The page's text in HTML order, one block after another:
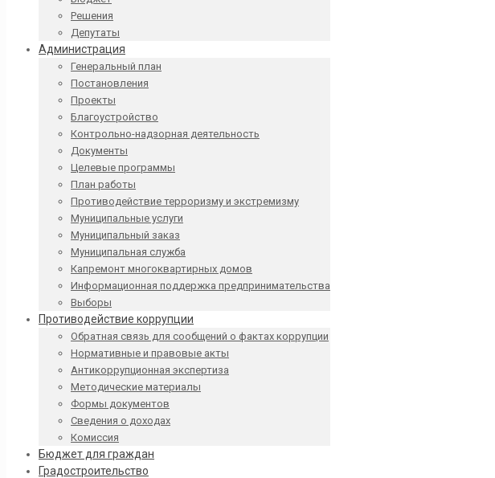
Решения
Депутаты
Администрация
Генеральный план
Постановления
Проекты
Благоустройство
Контрольно-надзорная деятельность
Документы
Целевые программы
План работы
Противодействие терроризму и экстремизму
Муниципальные услуги
Муниципальный заказ
Муниципальная служба
Капремонт многоквартирных домов
Информационная поддержка предпринимательства
Выборы
Противодействие коррупции
Обратная связь для сообщений о фактах коррупции
Нормативные и правовые акты
Антикоррупционная экспертиза
Методические материалы
Формы документов
Сведения о доходах
Комиссия
Бюджет для граждан
Градостроительство